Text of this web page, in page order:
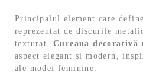
Principalul element care
reprezentat de discurile
texturat.Cureaua decorativă
aspect elegant și modern,
ale modei feminine.